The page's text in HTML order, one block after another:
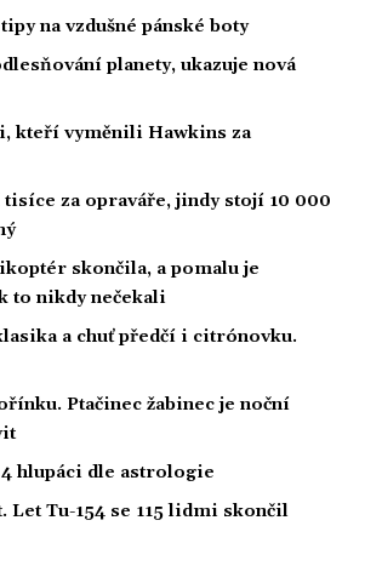
na vzdušné pánské boty
planety, ukazuje nová
kteří vyměnili Hawkins za
za opraváře, jindy stojí 10 000
skončila, a pomalu je
to nikdy nečekali
a chuť předčí i citrónovku.
Ptačinec žabinec je noční
hlupáci dle astrologie
Let Tu-154 se 115 lidmi skončil